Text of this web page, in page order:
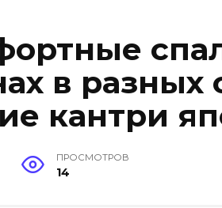
в разных
кантри
ПРОСМОТРОВ
14